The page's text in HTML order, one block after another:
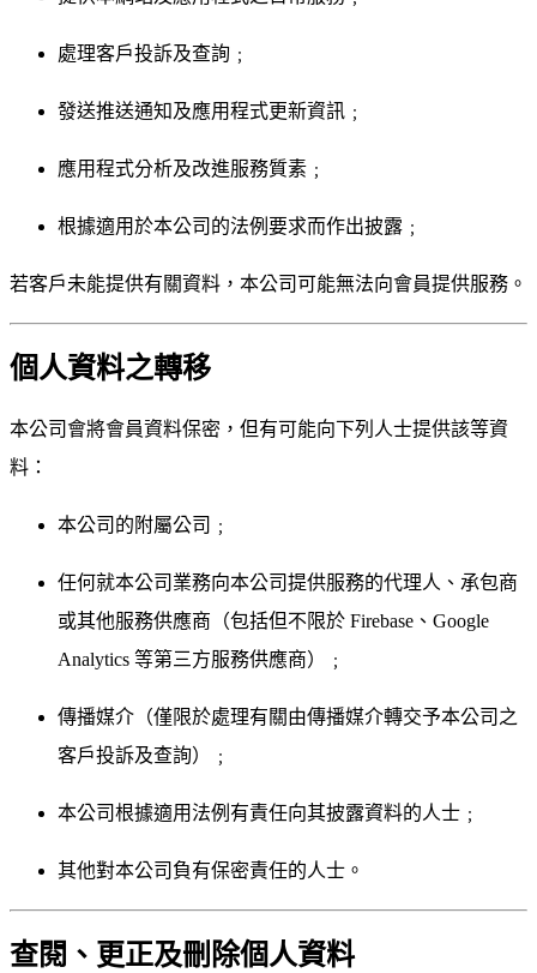
處理客戶投訴及查詢﹔
發送推送通知及應用程式更新資訊﹔
應用程式分析及改進服務質素﹔
根據適用於本公司的法例要求而作出披露﹔
若客戶未能提供有關資料，本公司可能無法向會員提供服務。
個人資料之轉移
本公司會將會員資料保密，但有可能向下列人士提供該等資
料：
本公司的附屬公司﹔
任何就本公司業務向本公司提供服務的代理人、承包商
或其他服務供應商（包括但不限於 Firebase、Google
Analytics 等第三方服務供應商）﹔
傳播媒介（僅限於處理有關由傳播媒介轉交予本公司之
客戶投訴及查詢）﹔
本公司根據適用法例有責任向其披露資料的人士﹔
其他對本公司負有保密責任的人士。
查閱、更正及刪除個人資料